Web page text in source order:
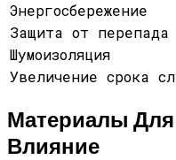
Энергосбережение
Защита от перепада
Шумоизоляция
Увеличение срока
Материалы
Влияние